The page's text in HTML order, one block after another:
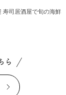
寿司居酒屋で旬の海鮮
ら